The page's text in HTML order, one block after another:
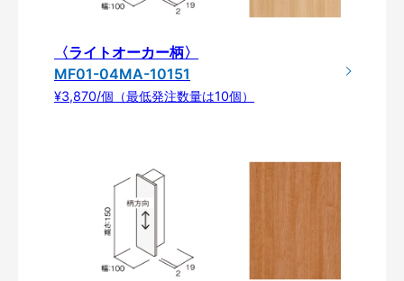
〈ライトオーカー柄〉
MF01-04MA-10151
¥3,870/個（最低発注数量は10個）